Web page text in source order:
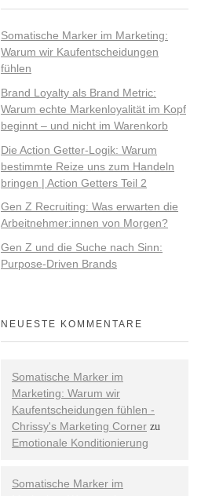
Somatische Marker im Marketing:
Warum wir Kaufentscheidungen
fühlen
Brand Loyalty als Brand Metric:
Warum echte Markenloyalität im Kopf
beginnt – und nicht im Warenkorb
Die Action Getter-Logik: Warum
bestimmte Reize uns zum Handeln
bringen | Action Getters Teil 2
Gen Z Recruiting: Was erwarten die
Arbeitnehmer:innen von Morgen?
Gen Z und die Suche nach Sinn:
Purpose-Driven Brands
NEUESTE KOMMENTARE
Somatische Marker im
Marketing: Warum wir
Kaufentscheidungen fühlen -
Chrissy's Marketing Corner zu
Emotionale Konditionierung
Somatische Marker im